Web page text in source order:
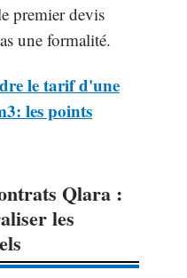
premier devis
une formalité.
le tarif d'une
les points
Qlara :
les